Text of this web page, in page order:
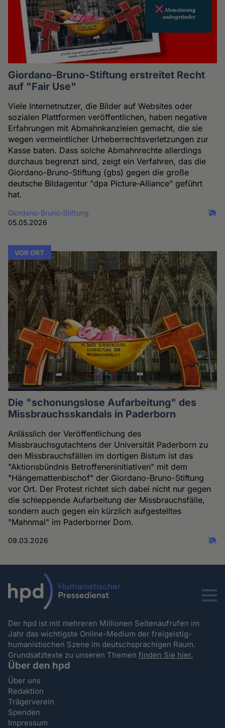
Giordano-Bruno-Stiftung erstreitet Recht
auf "Fair Use"
Viele Internetnutzer, die Bilder auf Websites oder
sozialen Plattformen veröffentlichen, haben negative
Erfahrungen mit Abmahnkanzleien gemacht, die sie
wegen vermeintlicher Urheberrechtsverletzungen zur
Kasse baten. Dass solche Abmahnrechte allerdings
durchaus begrenzt sind, zeigt ein Verfahren, das die
Giordano-Bruno-Stiftung (gbs) gegen die große
deutsche Bildagentur "dpa Picture-Alliance" geführt
hat.
Giordano-Bruno-Stiftung
05.05.2026
VOR ORT
Die "schonungslose Aufarbeitung" des
Missbrauchsskandals in Paderborn
Anlässlich der Veröffentlichung des
Missbrauchsgutachtens der Universität Paderborn zu
den Missbrauchsfällen im dortigen Bistum ist das
"Aktionsbündnis Betroffeneninitiativen" mit dem
"Hängemattenbischof" der Giordano-Bruno-Stiftung
vor Ort. Der Protest richtet sich dabei nicht nur gegen
die schleppende Aufarbeitung der Missbrauchsfälle,
sondern auch gegen ein kürzlich aufgestelltes
"Mahnmal" im Paderborner Dom.
09.03.2026
Menu
Der hpd ist mit mehreren Millionen Seitenaufrufen im
Jahr das wichtigste Online-Medium der freigeistig-
humanistischen Szene im deutschsprachigen Raum.
Grundsatztexte zu unseren Themenfinden Sie hier.
Über den hpd
Über uns
Redaktion
Trägerverein
Spenden
Impressum